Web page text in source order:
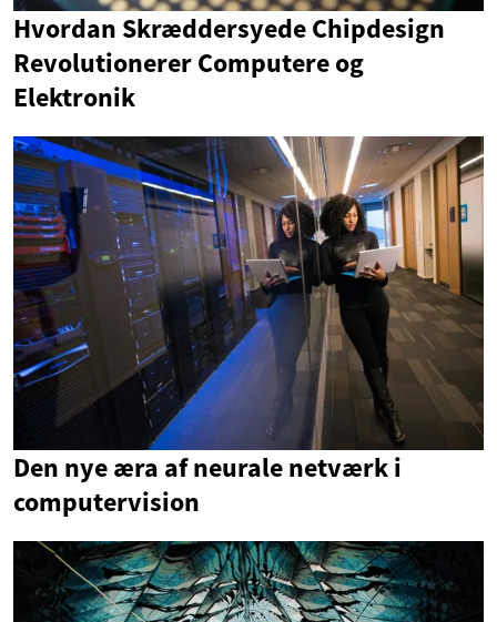
Hvordan Skræddersyede Chipdesign
Revolutionerer Computere og
Elektronik
Den nye æra af neurale netværk i
computervision